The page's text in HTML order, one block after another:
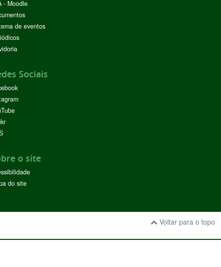
- Moodle
de eventos
Sociais
o site
do site
Voltar para o topo